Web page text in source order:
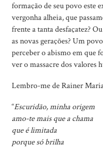
formação de seu povo este
vergonha alheia, que
frente a tanta desfaçatez?
as novas gerações? Um
perceber o abismo em que
ver o massacre dos valores
Lembro-me de Rainer
“Escuridão, minha origem
amo-te mais que a chama
que é limitada
porque só brilha